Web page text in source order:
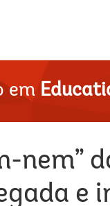
em
nem”
e